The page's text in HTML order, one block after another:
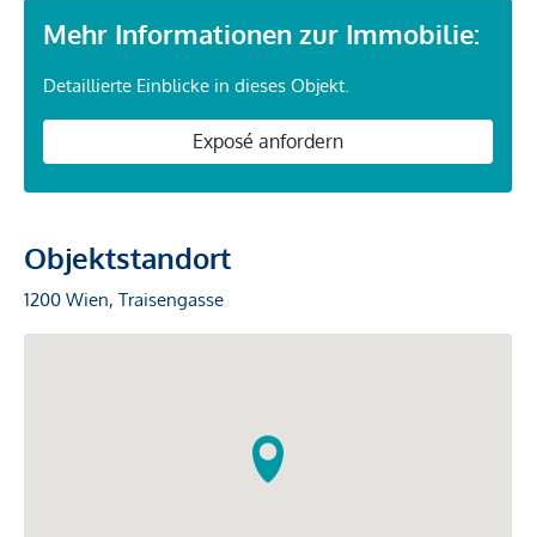
Mehr Informationen zur Immobilie:
Detaillierte Einblicke in dieses Objekt.
Exposé anfordern
Objektstandort
1200 Wien, Traisengasse